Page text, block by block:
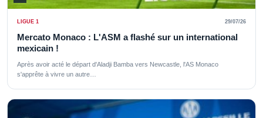
LIGUE 1 29/07/26
Mercato Monaco : L'ASM a flashé sur un international
mexicain !
Après avoir acté le départ d'Aladji Bamba vers Newcastle, l'AS Monaco
s'apprête à vivre un autre…